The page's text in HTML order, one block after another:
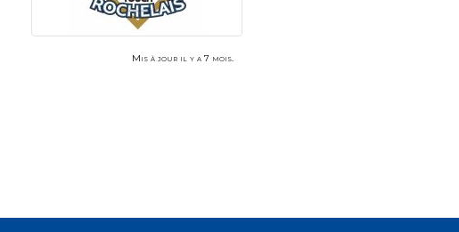
Mis à jour il y a 7 mois.